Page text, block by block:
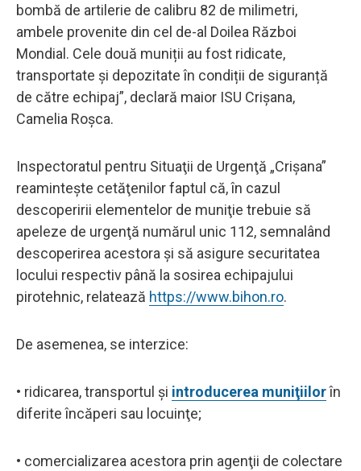
bombă de artilerie de calibru 82 de milimetri,
ambele provenite din cel de-al Doilea Război
Mondial. Cele două muniții au fost ridicate,
transportate și depozitate în condiții de siguranță
de către echipaj”, declară maior ISU Crișana,
Camelia Roșca.
Inspectoratul pentru Situaţii de Urgenţă „Crişana”
reaminteşte cetăţenilor faptul că, în cazul
descoperirii elementelor de muniţie trebuie să
apeleze de urgenţă numărul unic 112, semnalând
descoperirea acestora şi să asigure securitatea
locului respectiv până la sosirea echipajului
pirotehnic, relatează https://www.bihon.ro.
De asemenea, se interzice:
• ridicarea, transportul şi introducerea muniţiilorîn
diferite încăperi sau locuinţe;
• comercializarea acestora prin agenţii de colectare